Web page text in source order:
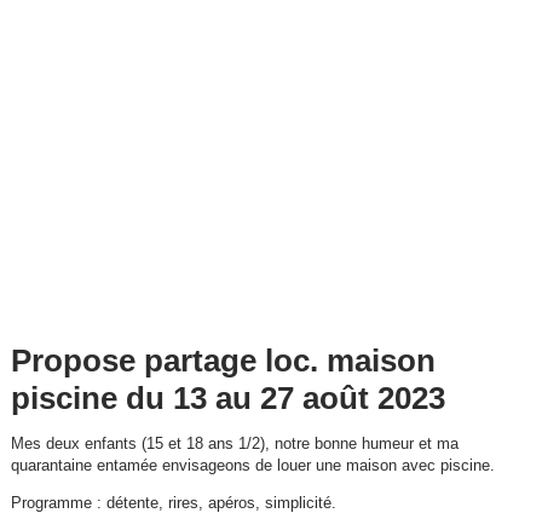
Propose partage loc. maison
piscine du 13 au 27 août 2023
Mes deux enfants (15 et 18 ans 1/2), notre bonne humeur et ma
quarantaine entamée envisageons de louer une maison avec piscine.
Programme : détente, rires, apéros, simplicité.